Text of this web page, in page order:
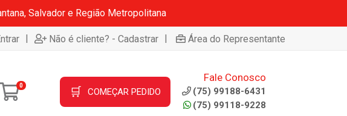
Salvador e Região Metropolitana
| Não é cliente? - Cadastrar | Área do Representante
0 🛒 COMEÇAR PEDIDO
Fale Conosco
(75) 99188-6431
(75) 99118-9228